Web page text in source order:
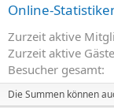
Online-
Zurzeit aktive
Zurzeit aktive Gäste
Besucher gesamt
Die Summen können